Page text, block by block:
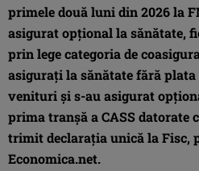
primele două luni din 2026 la
asigurat opţional la sănătate,
prin lege categoria de
asiguraţi la sănătate fără plata
venituri şi s-au asigurat
prima tranşă a CASS datorate
trimit declaraţia unică la Fisc,
Economica.net.